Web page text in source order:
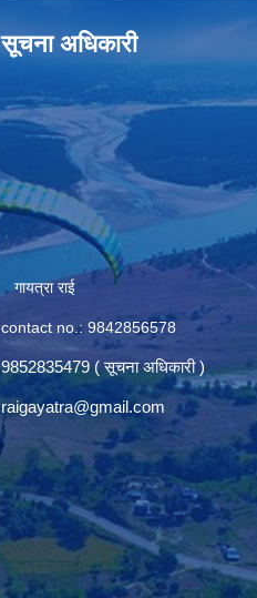
सूचना अधिकारी
गायत्रा राई
contact no.: 9842856578
9852835479 ( सूचना अधिकारी )
raigayatra@gmail.com